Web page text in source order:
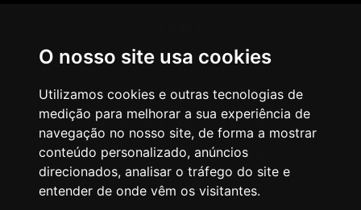
O nosso site usa cookies
Utilizamos cookies e outras tecnologias de
medição para melhorar a sua experiência de
navegação no nosso site, de forma a mostrar
conteúdo personalizado, anúncios
direcionados, analisar o tráfego do site e
entender de onde vêm os visitantes.
AGÊNCIA
COMO PENSAMOS
NOSSOS SERVIÇOS
CASES & CLIENTES
BLOG